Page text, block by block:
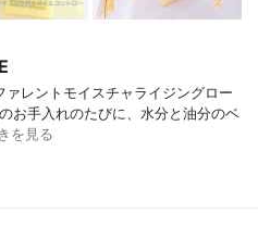
レントモイスチャライジングロー
お手入れのたびに、水分と油分のベ
を見る